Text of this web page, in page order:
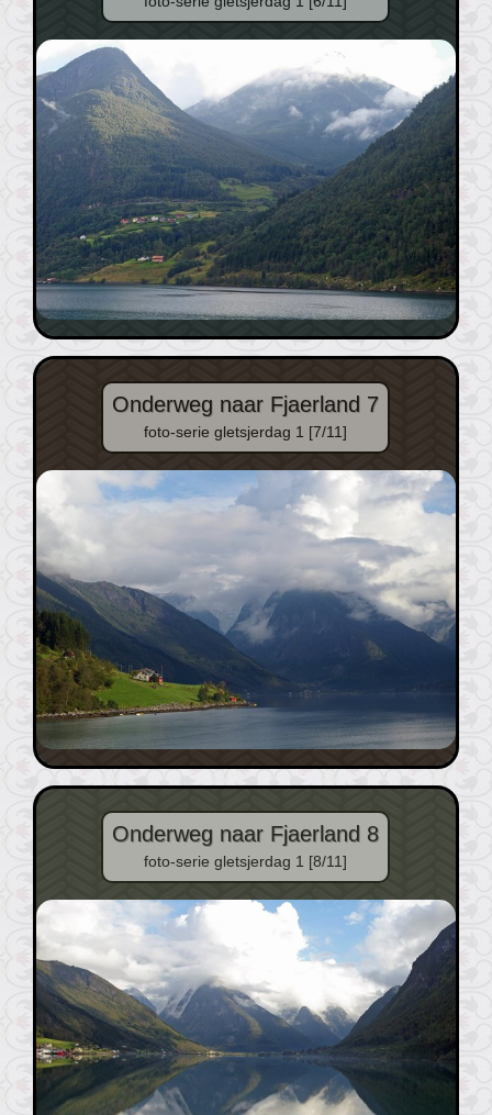
Onderweg naar Fjaerland 7
foto-serie gletsjerdag 1 [7/11]
Onderweg naar Fjaerland 8
foto-serie gletsjerdag 1 [8/11]